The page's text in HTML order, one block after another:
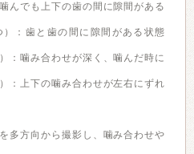
んでも上下の歯の間に隙間がある
）：歯と歯の間に隙間がある状態
：噛み合わせが深く、噛んだ時に
：上下の噛み合わせが左右にずれ
多方向から撮影し、噛み合わせや